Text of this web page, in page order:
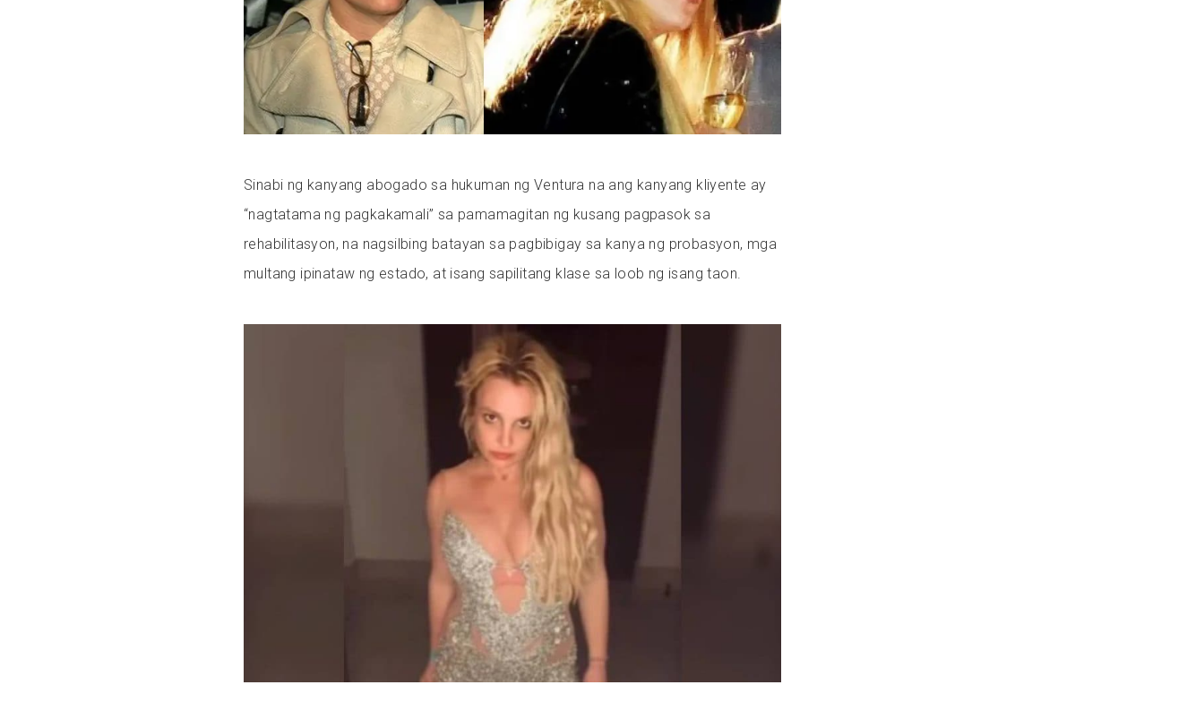
Sinabi ng kanyang abogado sa hukuman ng Ventura na ang kanyang kliyente ay
“nagtatama ng pagkakamali” sa pamamagitan ng kusang pagpasok sa
rehabilitasyon, na nagsilbing batayan sa pagbibigay sa kanya ng probasyon, mga
multang ipinataw ng estado, at isang sapilitang klase sa loob ng isang taon.